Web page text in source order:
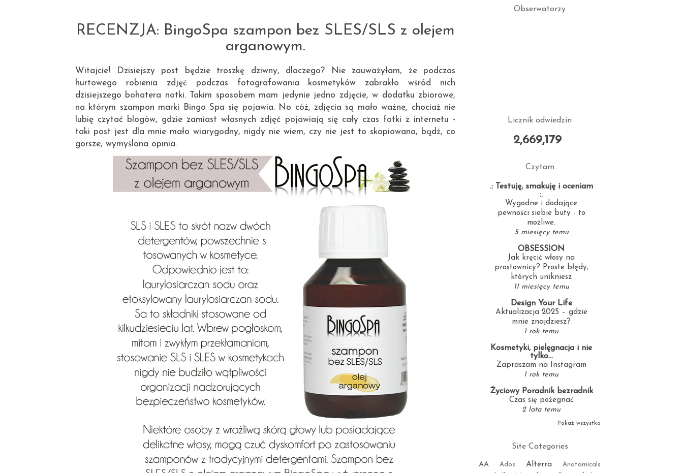
RECENZJA: BingoSpa szampon bez SLES/SLS z olejem
arganowym.
Witajcie! Dzisiejszy post będzie troszkę dziwny, dlaczego? Nie zauważyłam, że podczas
hurtowego robienia zdjęć podczas fotografowania kosmetyków zabrakło wśród nich
dzisiejszego bohatera notki. Takim sposobem mam jedynie jedno zdjęcie, w dodatku zbiorowe,
na którym szampon marki Bingo Spa się pojawia. No cóż, zdjęcia są mało ważne, chociaż nie
lubię czytać blogów, gdzie zamiast własnych zdjęć pojawiają się cały czas fotki z internetu -
taki post jest dla mnie mało wiarygodny, nigdy nie wiem, czy nie jest to skopiowana, bądź, co
gorsze, wymyślona opinia.
Obserwatorzy
Licznik odwiedzin
2,669,179
Czytam
.: Testuję, smakuję i oceniam
:.
Wygodne i dodające
pewności siebie buty - to
możliwe.
5 miesięcy temu
OBSESSION
Jak kręcić włosy na
prostownicy? Proste błędy,
których unikniesz
11 miesięcy temu
Design Your Life
Aktualizacja 2025 – gdzie
mnie znajdziesz?
1 rok temu
Kosmetyki, pielęgnacja i nie
tylko...
Zapraszam na Instagram
1 rok temu
Życiowy Poradnik bezradnik
Czas się pożegnać
2 lata temu
Pokaż wszystko
Site Categories
AA Ados Alterra
Anatomicals